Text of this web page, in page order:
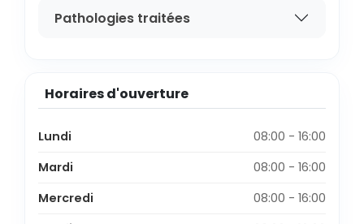
Pathologies traitées
Horaires d'ouverture
Lundi
08:00 - 16:00
Mardi
08:00 - 16:00
Mercredi
08:00 - 16:00